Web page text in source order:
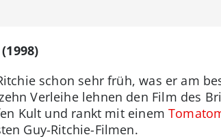
schon sehr früh, was er am
Verleihe lehnen den Film des
Kult und rankt mit einem
Guy-Ritchie-Filmen.